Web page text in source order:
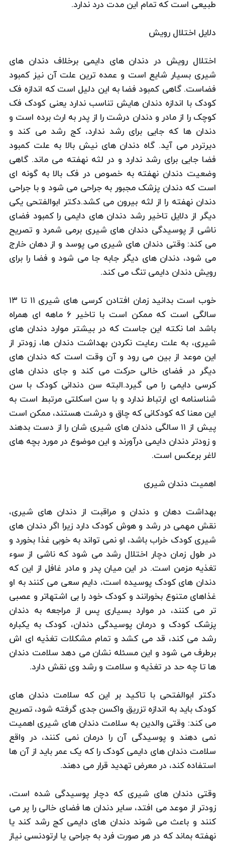
طبیعی است که تمام این مدت درد ندارد.
دلایل اختلال رویش
اختلال رویش در دندان های دایمی برخلاف دندان های
شیری بسیار شایع است و عمده ترین علت آن نیز کمبود
فضاست. گاهی کمبود فضا به این دلیل است که اندازه فک
کودک با اندازه دندان هایش تناسب ندارد یعنی کودک فک
کوچک را از مادر و دندان درشت را از پدر به ارث برده است و
دندان ها که جایی برای رشد ندارد، کج رشد می کند و
دیرتردر می آید. گاه دندان های نیش بالا به علت کمبود
فضا جایی برای رشد ندارد و در لثه نهفته می ماند. گاهی
وضعیت دندان نهفته به خصوص در فک بالا به گونه ای
است که دندان پزشک مجبور به جراحی می شود و با جراحی
دندان نهفته را از لثه بیرون می کشد.دکتر ابوالفتحی یکی
دیگر از دلایل تاخیر رشد دندان های دایمی را کمبود فضای
ناشی از پوسیدگی دندان های شیری برمی شمرد و تصریح
می کند: وقتی دندان های شیری می پوسد و از دهان خارج
می شود، دندان های دیگر جابه جا می شود و فضا را برای
رویش دندان دایمی تنگ می کند.
خوب است بدانید زمان افتادن کرسی های شیری ۱۱ تا ۱۳
سالگی است که ممکن است با تاخیر ۶ ماهه ای همراه
باشد اما نکته این جاست که در بیشتر موارد دندان های
شیری، به علت رعایت نکردن بهداشت دندان ها، زودتر از
این موعد از بین می رود و آن وقت است که دندان های
دیگر در فضای خالی حرکت می کند و جای دندان های
کرسی دایمی را می گیرد.البته سن دندانی کودک با سن
شناسنامه ای ارتباط ندارد و با سن اسکلتی مرتبط است به
این معنا که کودکانی که چاق و درشت هستند، ممکن است
پیش از ۱۱ سالگی دندان های شیری شان را از دست بدهند
و زودتر دندان دایمی درآورند و این موضوع در مورد بچه های
لاغر برعکس است.
اهمیت دندان شیری
بهداشت دهان و دندان و مراقبت از دندان های شیری،
نقش مهمی در رشد و هوش کودک دارد زیرا اگر دندان های
شیری کودک خراب باشد، او نمی تواند به خوبی غذا بخورد و
در طول زمان دچار اختلال رشد می شود که ناشی از سوء
تغذیه مزمن است. در این میان پدر و مادر غافل از این که
دندان های کودک پوسیده است، دایم سعی می کنند به او
غذاهای متنوع بخورانند و کودک خود را بی اشتهاتر و عصبی
تر می کنند، در موارد بسیاری پس از مراجعه به دندان
پزشک کودک و درمان پوسیدگی دندان، کودک به یکباره
رشد می کند، قد می کشد و تمام مشکلات تغذیه ای اش
برطرف می شود و این مسئله نشان می دهد سلامت دندان
ها تا چه حد در تغذیه و سلامت و رشد وی نقش دارد.
دکتر ابوالفتحی با تاکید بر این که سلامت دندان های
کودک باید به اندازه تزریق واکسن جدی گرفته شود، تصریح
می کند: وقتی والدین به سلامت دندان های شیری اهمیت
نمی دهند و پوسیدگی آن را درمان نمی کنند، در واقع
سلامت دندان های دایمی کودک را که یک عمر باید از آن ها
استفاده کند، در معرض تهدید قرار می دهند.
وقتی دندان های شیری که دچار پوسیدگی شده است،
زودتر از موعد می افتد، سایر دندان ها فضای خالی را پر می
کنند و باعث می شوند دندان های دایمی کج رشد کند یا
نهفته بماند که در هر صورت فرد به جراحی یا ارتودنسی نیاز